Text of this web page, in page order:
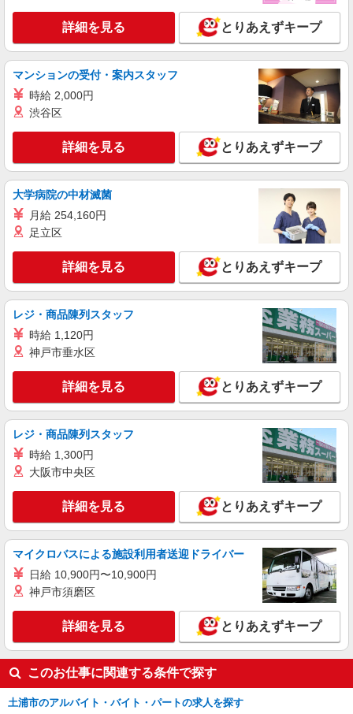
詳細を見る とりあえずキープ
マンションの受付・案内スタッフ
時給 2,000円
渋谷区
詳細を見る とりあえずキープ
大学病院の中材滅菌
月給 254,160円
足立区
詳細を見る とりあえずキープ
レジ・商品陳列スタッフ
時給 1,120円
神戸市垂水区
詳細を見る とりあえずキープ
レジ・商品陳列スタッフ
時給 1,300円
大阪市中央区
詳細を見る とりあえずキープ
マイクロバスによる施設利用者送迎ドライバー
日給 10,900円〜10,900円
神戸市須磨区
詳細を見る とりあえずキープ
このお仕事に関連する条件で探す
土浦市のアルバイト・バイト・パートの求人を探す